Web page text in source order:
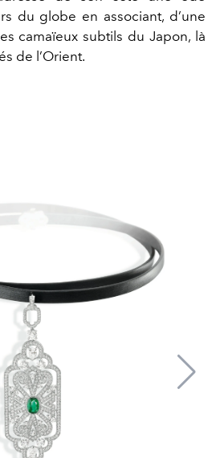
du globe en associant, d’une
camaïeux subtils du Japon, là
de l’Orient.